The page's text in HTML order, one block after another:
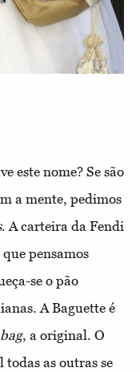
este nome? Se são
a mente, pedimos
. A carteira da Fendi
pensamos
se o pão
A Baguette é
, a original. O
as outras se